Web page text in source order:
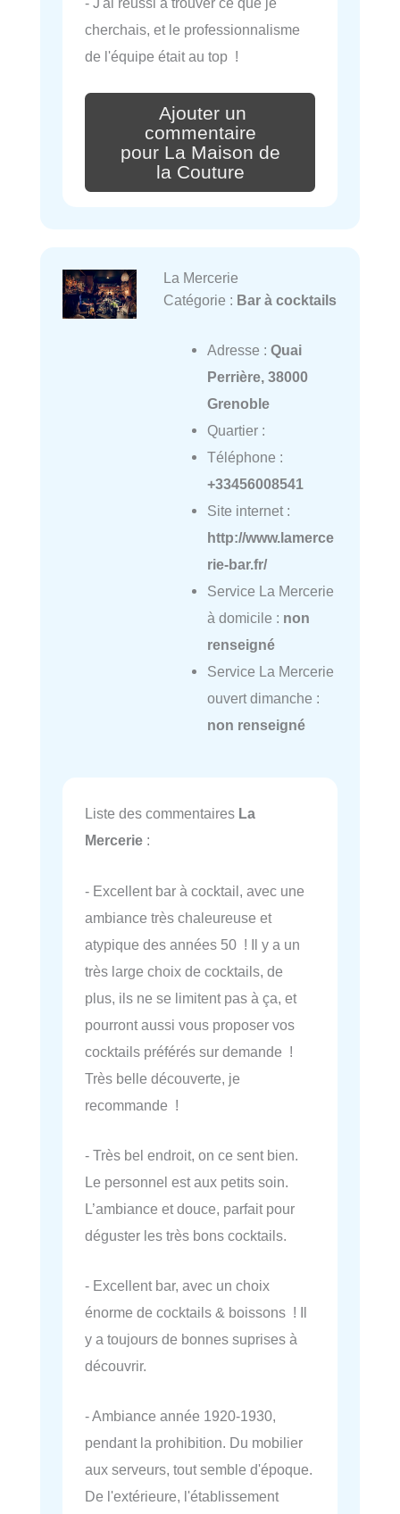
cherchais, et le professionnalisme
de l'équipe était au top !
Ajouter un
commentaire
pour La Maison de
la Couture
La Mercerie
Catégorie : Bar à cocktails
Adresse : Quai
Perrière, 38000
Grenoble
Quartier :
Téléphone :
+33456008541
Site internet :
http://www.lamerce
rie-bar.fr/
Service La Mercerie
à domicile : non
renseigné
Service La Mercerie
ouvert dimanche :
non renseigné
Liste des commentaires La
Mercerie :
- Excellent bar à cocktail, avec une
ambiance très chaleureuse et
atypique des années 50 ! Il y a un
très large choix de cocktails, de
plus, ils ne se limitent pas à ça, et
pourront aussi vous proposer vos
cocktails préférés sur demande !
Très belle découverte, je
recommande !
- Très bel endroit, on ce sent bien.
Le personnel est aux petits soin.
L’ambiance et douce, parfait pour
déguster les très bons cocktails.
- Excellent bar, avec un choix
énorme de cocktails & boissons ! Il
y a toujours de bonnes suprises à
découvrir.
- Ambiance année 1920-1930,
pendant la prohibition. Du mobilier
aux serveurs, tout semble d'époque.
De l'extérieure, l'établissement